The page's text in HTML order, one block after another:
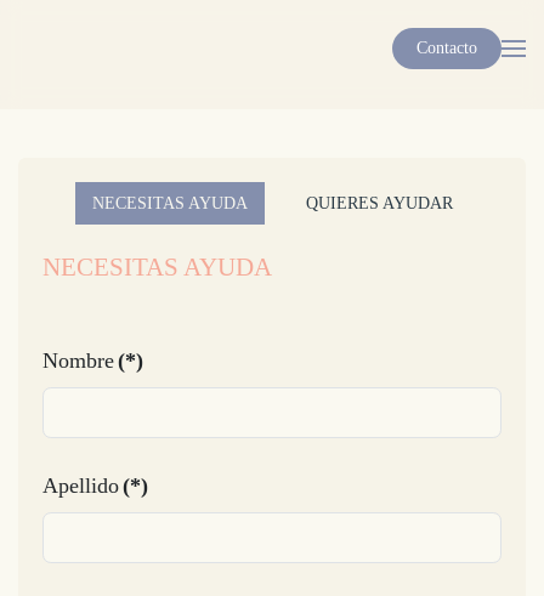
Contacto
NECESITAS AYUDA QUIERES AYUDAR
NECESITAS AYUDA
Nombre(*)
Apellido(*)